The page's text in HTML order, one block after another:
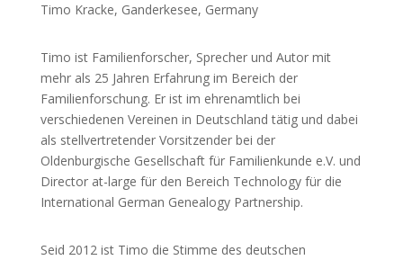
Timo Kracke, Ganderkesee, Germany
Timo ist Familienforscher, Sprecher und Autor mit
mehr als 25 Jahren Erfahrung im Bereich der
Familienforschung. Er ist im ehrenamtlich bei
verschiedenen Vereinen in Deutschland tätig und dabei
als stellvertretender Vorsitzender bei der
Oldenburgische Gesellschaft für Familienkunde e.V. und
Director at-large für den Bereich Technology für die
International German Genealogy Partnership.
Seid 2012 ist Timo die Stimme des deutschen